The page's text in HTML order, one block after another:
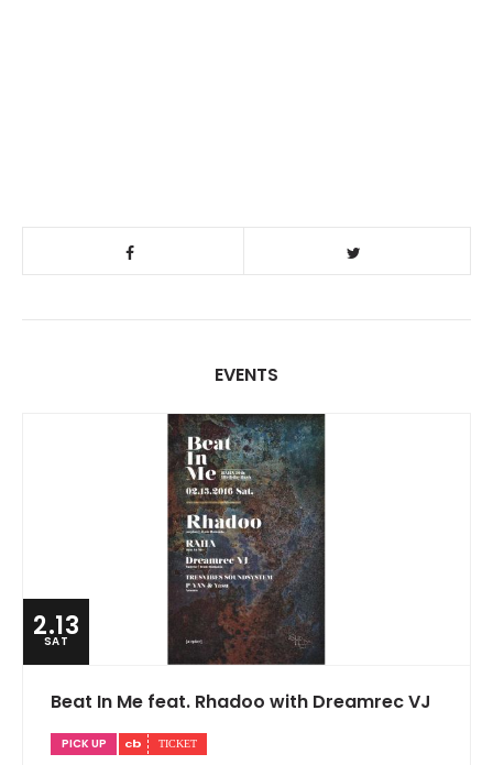
EVENTS
2.13
SAT
Beat In Me feat. Rhadoo with Dreamrec VJ
PICK UP